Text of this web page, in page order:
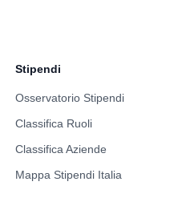
Stipendi
Osservatorio Stipendi
Classifica Ruoli
Classifica Aziende
Mappa Stipendi Italia